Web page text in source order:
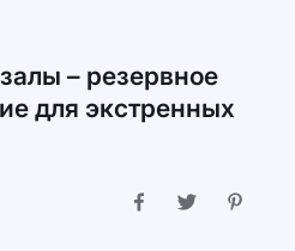
– резервное
для экстренных